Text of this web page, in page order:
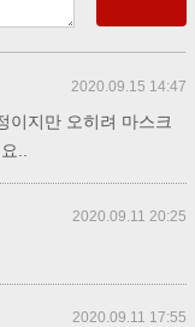
2020.09.15 14:47
이지만 오히려 마스크
..
2020.09.11 20:25
2020.09.11 17:55